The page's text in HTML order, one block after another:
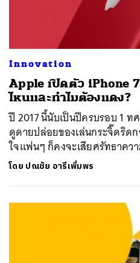
Innovation
Apple เปิดตัว iPhone
ไหนและทำไมต้องแดง?
ปี 2017 นี้นับเป็นปีครบรอบ 1 ท
ดูดายปล่อยของเล่นกระจิ๊ดริด
ใจแฟนๆ ก็คงจะเสียศรัทธาคว
โดย ปณชัย อารีเพิ่มพร